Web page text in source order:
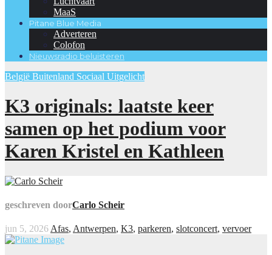
MaaS
Pitane Blue Media
Adverteren
Colofon
Nieuwsradio beluisteren
België Buitenland Sociaal Uitgelicht
K3 originals: laatste keer
samen op het podium voor
Karen Kristel en Kathleen
geschreven doorCarlo Scheir
jun 5, 2026 Afas, Antwerpen, K3, parkeren, slotconcert, vervoer